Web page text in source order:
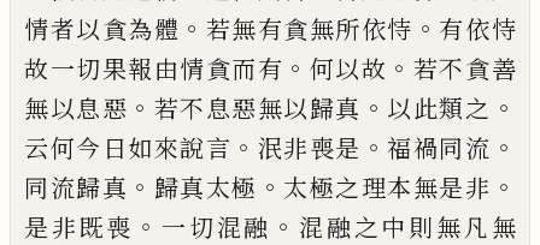
情者以貪為體 。 若無有貪無所依恃 。 有依恃
故一切果報由情貪而有 。 何以故 。 若不貪善
無以息惡 。 若不息惡無以歸真 。 以此類之 。
云何今日如來說言 。 泯非喪是 。福禍同流 。
同流歸真 。 歸真太極 。 太極之理本無是非 。
是非既喪 。 一切混融 。 混融之中則無凡無